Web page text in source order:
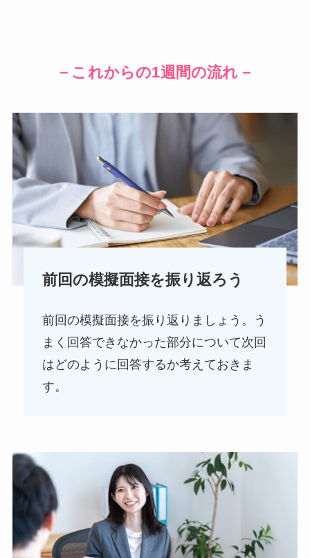
－これからの1週間の流れ－
前回の模擬面接を振り返ろう
前回の模擬面接を振り返りましょう。う
まく回答できなかった部分について次回
はどのように回答するか考えておきま
す。